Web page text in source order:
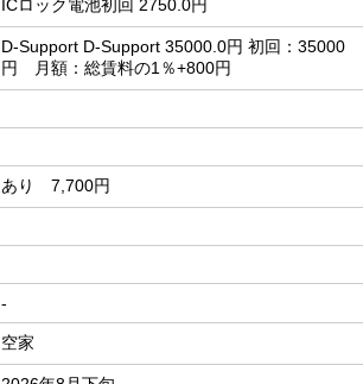
ICロック電池初回 2750.0円
D-Support D-Support 35000.0円 初回：35000
円 月額：総賃料の1％+800円
あり 7,700円
-
空家